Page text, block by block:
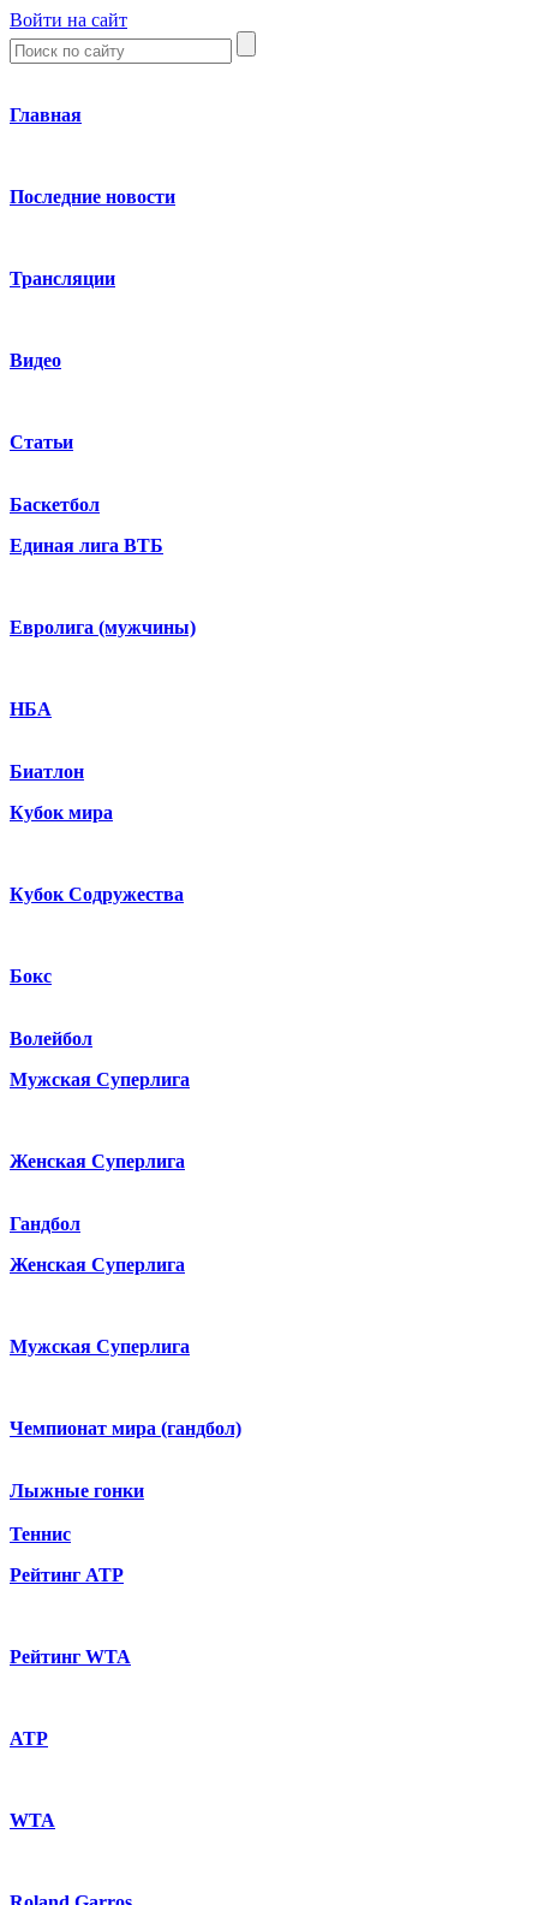
Войти на сайт
Главная
Последние новости
Трансляции
Видео
Статьи
Баскетбол
Единая лига ВТБ
Евролига (мужчины)
НБА
Биатлон
Кубок мира
Кубок Содружества
Бокс
Волейбол
Мужская Суперлига
Женская Суперлига
Гандбол
Женская Суперлига
Мужская Суперлига
Чемпионат мира (гандбол)
Лыжные гонки
Теннис
Рейтинг ATP
Рейтинг WTA
ATP
WTA